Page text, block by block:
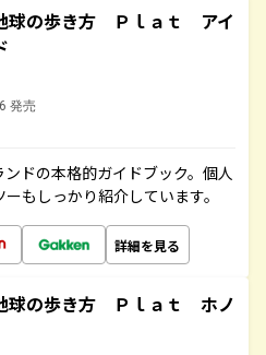
球の歩き方 Ｐｌａｔ アイ
発売
ドの本格的ガイドブック。個人
もしっかり紹介しています。
詳細を見る
球の歩き方 Ｐｌａｔ ホノ